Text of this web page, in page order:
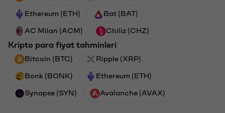
Ethereum (ETH) Bat (BAT)
AC Milan (ACM) Chiliz (CHZ)
Kripto para fiyat tahminleri
Bitcoin (BTC) Ripple (XRP)
Bonk (BONK) Ethereum (ETH)
Synapse (SYN) Avalanche (AVAX)